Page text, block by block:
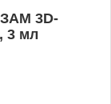
3D-
3 мл